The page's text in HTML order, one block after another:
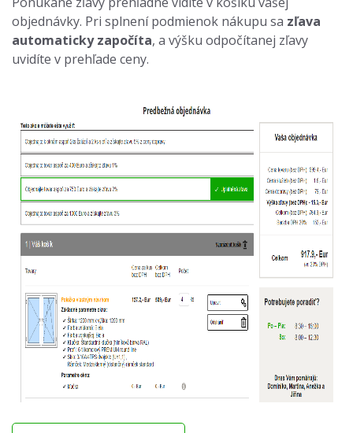
objednávky. Pri splnení podmienok nákupu sa zľava
automaticky započíta, a výšku odpočítanej zľavy
uvidíte v prehľade ceny.